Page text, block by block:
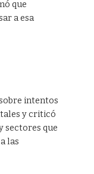
que
a esa
intentos
y criticó
sectores que
las